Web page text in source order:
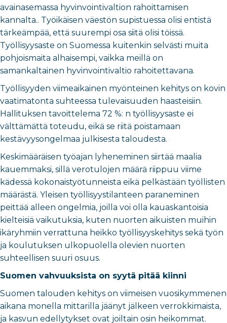
avainasemassa hyvinvointivaltion rahoittamisen
kannalta.. Työikäisen väestön supistuessa olisi entistä
tärkeämpää, että suurempi osa siitä olisi töissä.
Työllisyysaste on Suomessa kuitenkin selvästi muita
pohjoismaita alhaisempi, vaikka meillä on
samankaltainen hyvinvointivaltio rahoitettavana.
Työllisyyden viimeaikainen myönteinen kehitys on kovin
vaatimatonta suhteessa tulevaisuuden haasteisiin.
Hallituksen tavoittelema 72 %: n työllisyysaste ei
välttämättä toteudu, eikä se riitä poistamaan
kestävyysongelmaa julkisesta taloudesta.
Keskimääräisen työajan lyheneminen siirtää maalia
kauemmaksi, sillä verotulojen määrä riippuu viime
kädessä kokonaistyötunneista eikä pelkästään työllisten
määrästä. Yleisen työllisyystilanteen paraneminen
peittää alleen ongelmia, joilla voi olla kauaskantoisia
kielteisiä vaikutuksia, kuten nuorten aikuisten muihin
ikäryhmiin verrattuna heikko työllisyyskehitys sekä työn
ja koulutuksen ulkopuolella olevien nuorten
suhteellisen suuri osuus.
Suomen vahvuuksista on syytä pitää kiinni
Suomen talouden kehitys on viimeisen vuosikymmenen
aikana monella mittarilla jäänyt jälkeen verrokkimaista,
ja kasvun edellytykset ovat joiltain osin heikommat.